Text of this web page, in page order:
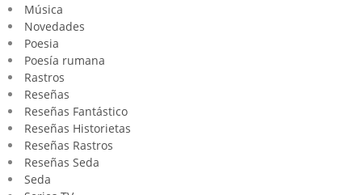
Música
Novedades
Poesia
Poesía rumana
Rastros
Reseñas
Reseñas Fantástico
Reseñas Historietas
Reseñas Rastros
Reseñas Seda
Seda